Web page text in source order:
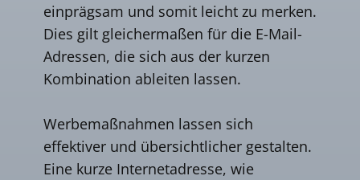
einprägsam und somit leicht zu merken.
Dies gilt gleichermaßen für die E-Mail-
Adressen, die sich aus der kurzen
Kombination ableiten lassen.
Werbemaßnahmen lassen sich
effektiver und übersichtlicher gestalten.
Eine kurze Internetadresse, wie